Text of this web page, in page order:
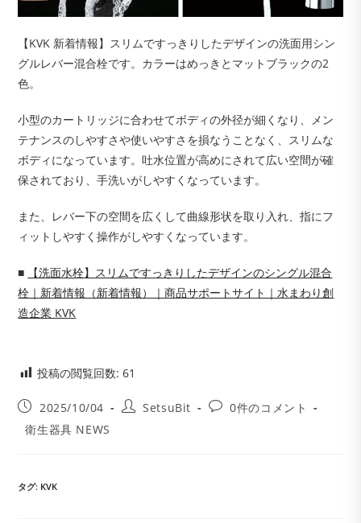
【KVK 新着情報】スリムですっきりしたデザインの洗面用シン
グルレバー混合栓です。カラーはめっきとマットブラックの2
色。
小型のカートリッジに合わせてボディの外径が細くなり、メン
テナンスのしやすさや使いやすさを損なうことなく、スリムな
ボディになっています。吐水位置が高めにされて広い空間が確
保されており、手洗いがしやすくなっています。
また、レバー下の空間を広くして曲線形状を取り入れ、指にフ
ィットしやすく操作がしやすくなっています。
■
【洗面水栓】スリムですっきりしたデザインのシングル混合
栓｜新着情報（新着情報）｜商品サポートサイト｜水まわり創
造企業 KVK
投稿の閲覧回数: 61
投
公
2025/10/04
投
SetsuBit
投
0件のコメント
投
ゴ
衛生器具 NEWS
タグ: KVK